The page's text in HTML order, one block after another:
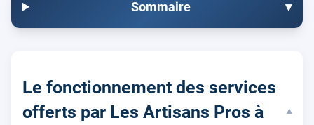
Sommaire ▾
Le fonctionnement des services
offerts par Les Artisans Pros à
▾